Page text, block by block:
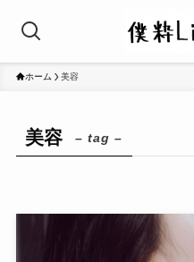
ホーム 美容
美容 – tag –